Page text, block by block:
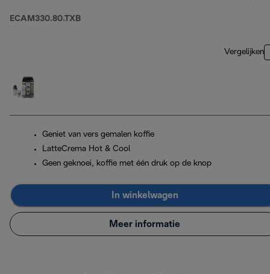
ECAM330.80.TXB
Vergelijken
Geniet van vers gemalen koffie
LatteCrema Hot & Cool
Geen geknoei, koffie met één druk op de knop
In winkelwagen
Meer informatie